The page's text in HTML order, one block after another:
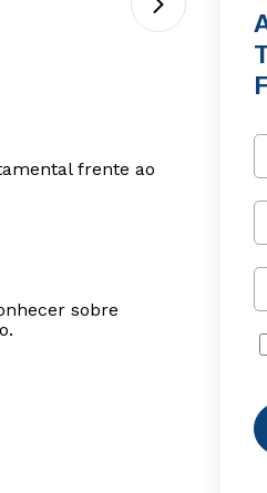
frente ao
sobre